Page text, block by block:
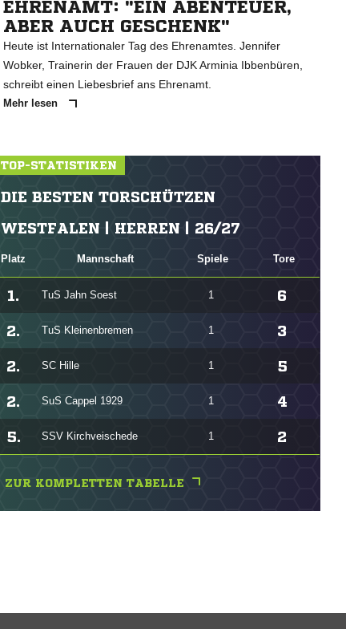
EHRENAMT: "EIN ABENTEUER,
ABER AUCH GESCHENK"
Heute ist Internationaler Tag des Ehrenamtes. Jennifer
Wobker, Trainerin der Frauen der DJK Arminia Ibbenbüren,
schreibt einen Liebesbrief ans Ehrenamt.
Mehr lesen
TOP-STATISTIKEN
DIE BESTEN TORSCHÜTZEN
WESTFALEN | HERREN | 26/27
Platz Mannschaft Spiele Tore
1. TuS Jahn Soest 1 6
2. TuS Kleinenbremen 1 3
2. SC Hille 1 5
2. SuS Cappel 1929 1 4
5. SSV Kirchveischede 1 2
ZUR KOMPLETTEN TABELLE